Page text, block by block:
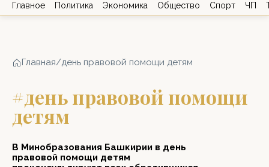
Главное Политика Экономика Общество Спорт ЧП
Главная/день правовой помощи детям
#день правовой помощи
детям
В Минобразования Башкирии в день
правовой помощи детям